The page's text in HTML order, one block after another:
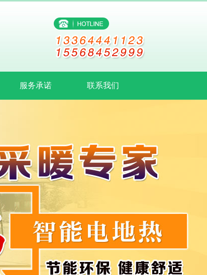
服务承诺 联系我们